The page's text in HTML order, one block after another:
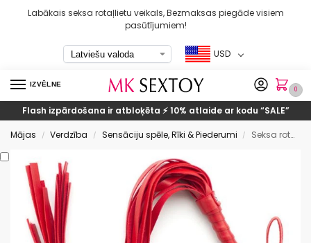
Labākais seksa rotaļlietu veikals, Bezmaksas piegāde visiem
pasūtījumiem!
USD
IZVĒLNE
0
Flash izpārdošana ir atbloķēta ⚡ 10% atlaide ar kodu “SALE”
Mājas / Verdzība / Sensāciju spēle, Rīki & Piederumi / Seksa rotaļlieta ar roku dzelžiem un pātagu verdzības komplektu